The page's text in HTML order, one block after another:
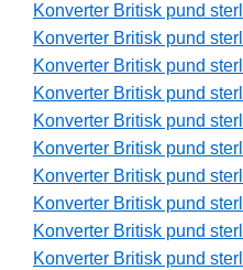
Konverter Britisk pund
Konverter Britisk pund
Konverter Britisk pund
Konverter Britisk pund
Konverter Britisk pund
Konverter Britisk pund
Konverter Britisk pund
Konverter Britisk pund
Konverter Britisk pund
Konverter Britisk pund